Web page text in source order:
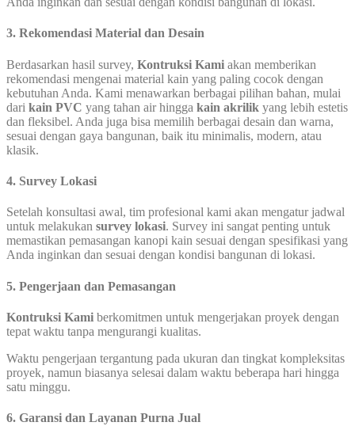
3. Rekomendasi Material dan Desain
Berdasarkan hasil survey, Kontruksi Kami akan memberikan
rekomendasi mengenai material kain yang paling cocok dengan
kebutuhan Anda. Kami menawarkan berbagai pilihan bahan, mulai
dari kain PVC yang tahan air hingga kain akrilik yang lebih estetis
dan fleksibel. Anda juga bisa memilih berbagai desain dan warna,
sesuai dengan gaya bangunan, baik itu minimalis, modern, atau
klasik.
4. Survey Lokasi
Setelah konsultasi awal, tim profesional kami akan mengatur jadwal
untuk melakukan survey lokasi. Survey ini sangat penting untuk
memastikan pemasangan kanopi kain sesuai dengan spesifikasi yang
Anda inginkan dan sesuai dengan kondisi bangunan di lokasi.
5. Pengerjaan dan Pemasangan
Kontruksi Kami berkomitmen untuk mengerjakan proyek dengan
tepat waktu tanpa mengurangi kualitas.
Waktu pengerjaan tergantung pada ukuran dan tingkat kompleksitas
proyek, namun biasanya selesai dalam waktu beberapa hari hingga
satu minggu.
6. Garansi dan Layanan Purna Jual